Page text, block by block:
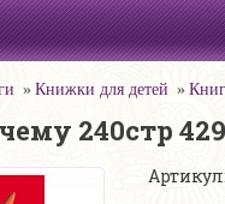
Книжки для детей
240стр
Артикул: